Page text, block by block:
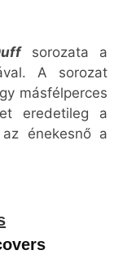
sorozata a
A sorozat
másfélperces
eredetileg a
énekesnő a